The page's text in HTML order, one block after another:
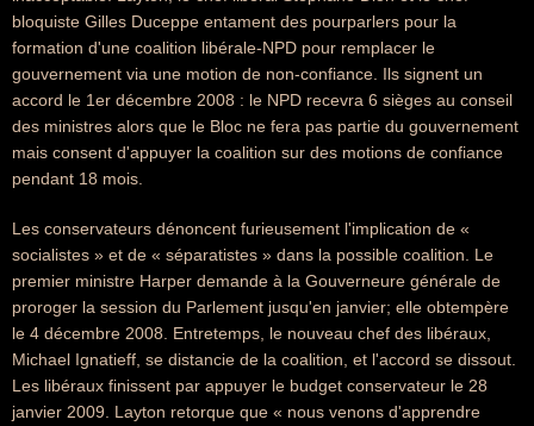
bloquiste Gilles Duceppe entament des pourparlers pour la
formation d'une coalition libérale-NPD pour remplacer le
gouvernement via une motion de non-confiance. Ils signent un
accord le 1er décembre 2008 : le NPD recevra 6 sièges au conseil
des ministres alors que le Bloc ne fera pas partie du gouvernement
mais consent d'appuyer la coalition sur des motions de confiance
pendant 18 mois.
Les conservateurs dénoncent furieusement l'implication de «
socialistes » et de « séparatistes » dans la possible coalition. Le
premier ministre Harper demande à la Gouverneure générale de
proroger la session du Parlement jusqu'en janvier; elle obtempère
le 4 décembre 2008. Entretemps, le nouveau chef des libéraux,
Michael Ignatieff, se distancie de la coalition, et l'accord se dissout.
Les libéraux finissent par appuyer le budget conservateur le 28
janvier 2009. Layton retorque que « nous venons d'apprendre